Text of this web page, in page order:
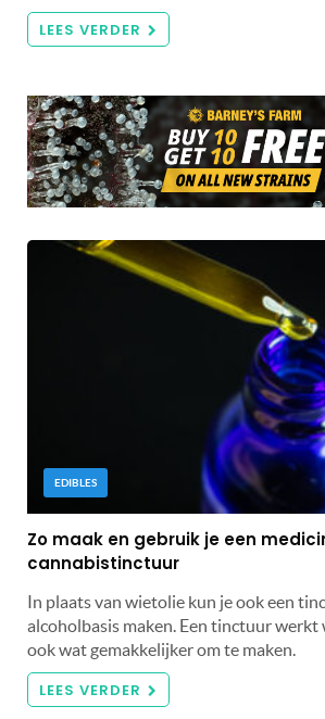
LEES VERDER
EDIBLES
Zo maak en gebruik je een
cannabistinctuur
In plaats van wietolie kun je ook een
alcoholbasis maken. Een tinctuur werkt
ook wat gemakkelijker om te maken.
LEES VERDER